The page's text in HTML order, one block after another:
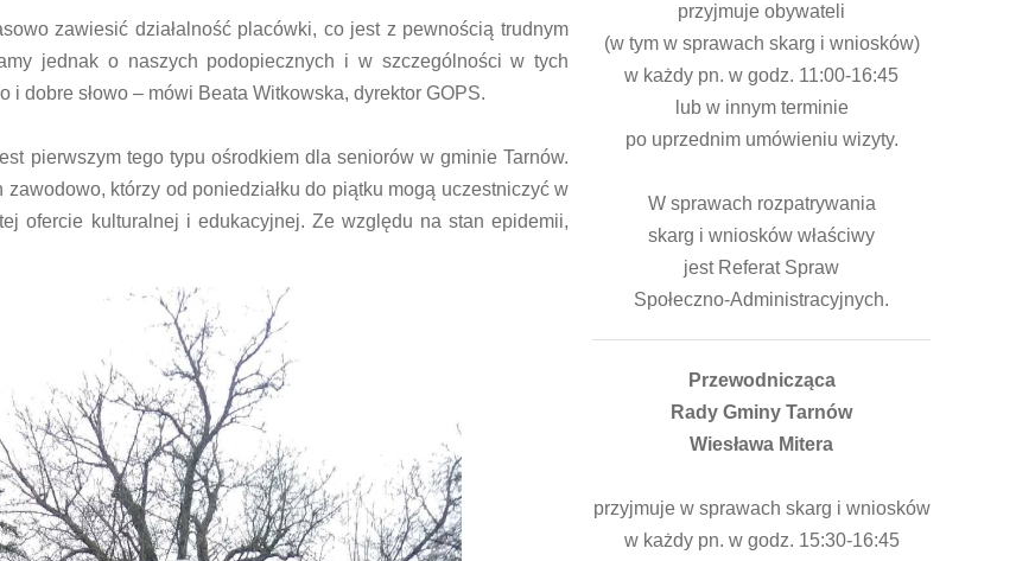
zawiesić działalność placówki, co jest z pewnością trudnym
jednak o naszych podopiecznych i w szczególności w tych
dobre słowo – mówi Beata Witkowska, dyrektor GOPS.
pierwszym tego typu ośrodkiem dla seniorów w gminie Tarnów.
którzy od poniedziałku do piątku mogą uczestniczyć w
ofercie kulturalnej i edukacyjnej. Ze względu na stan epidemii,
przyjmuje obywateli
(w tym w sprawach skarg i wniosków)
w każdy pn. w godz. 11:00-16:45
lub w innym terminie
po uprzednim umówieniu wizyty.
W sprawach rozpatrywania
skarg i wniosków właściwy
jest Referat Spraw
Społeczno-Administracyjnych.
Przewodnicząca
Rady Gminy Tarnów
Wiesława Mitera
przyjmuje w sprawach skarg i wniosków
w każdy pn. w godz. 15:30-16:45